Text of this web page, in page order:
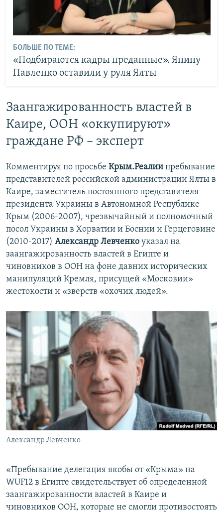
БОЛЬШЕ ПО ТЕМЕ:
«Подбираются кадры преданные». Янину
Павленко оставили у руля Ялты
Заангажированность властей в
Каире, ООН «оккупируют»
граждане РФ – эксперт
Комментируя по просьбе Крым.Реалии пребывание
представителей российской администрации Ялты в
Каире, заместитель постоянного представителя
президента Украины в Автономной Республике
Крым (2006-2007), чрезвычайный и полномочный
посол Украины в Хорватии и Боснии и Герцеговине
(2010-2017) Александр Левченко указал на
заангажированность властей в Египте и
чиновников в ООН на фоне давних исторических
манипуляций Кремля, присущей «Московии»
жестокости и «зверств «охочих людей».
Александр Левченко
«Пребывание делегация якобы от «Крыма» на
WUF12 в Египте свидетельствует об определенной
заангажированности властей в Каире и
чиновников ООН, которые не смогли противостоять